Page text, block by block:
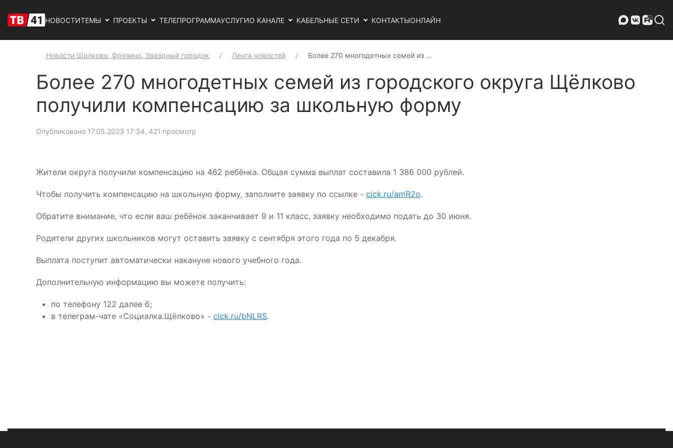
НОВОСТИТЕМЫ ПРОЕКТЫ ТЕЛЕПРОГРАММАУСЛУГИО КАНАЛЕ КАБЕЛЬНЫЕ СЕТИ КОНТАКТЫОНЛАЙН
Новости Щелково, Фрязино, Звездный городок Лента новостей Более 270 многодетных семей из …
Более 270 многодетных семей из городского округа Щёлково
получили компенсацию за школьную форму
Опубликовано 17.05.2023 17:34, 421 просмотр
Жители округа получили компенсацию на 462 ребёнка. Общая сумма выплат составила 1 386 000 рублей.
Чтобы получить компенсацию на школьную форму, заполните заявку по ссылке - clck.ru/amR2o.
Обратите внимание, что если ваш ребёнок заканчивает 9 и 11 класс, заявку необходимо подать до 30 июня.
Родители других школьников могут оставить заявку с сентября этого года по 5 декабря.
Выплата поступит автоматически накануне нового учебного года.
Дополнительную информацию вы можете получить:
по телефону 122 далее 6;
в телеграм-чате «Социалка.Щёлково» - clck.ru/bNLRS.